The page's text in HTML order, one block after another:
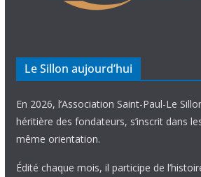
Le Sillon aujourd’hui
En 2026, l’Association Saint-Paul-Le
héritière des fondateurs, s’inscrit dans
même orientation.
Édité chaque mois, il participe de